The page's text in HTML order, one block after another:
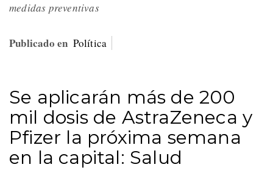
medidas preventivas
Publicado en Política
Se aplicarán más de 200
mil dosis de AstraZeneca y
Pfizer la próxima semana
en la capital: Salud